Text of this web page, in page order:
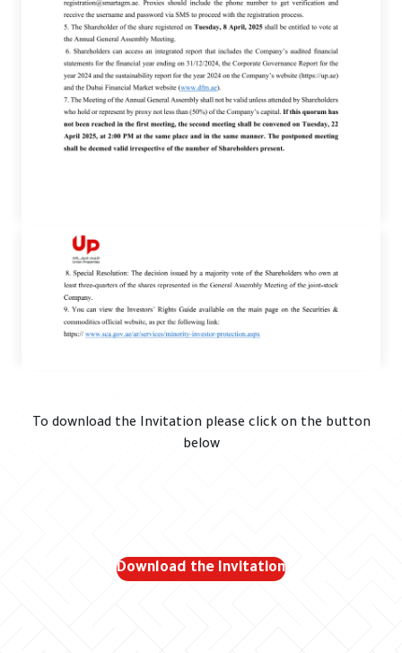
To download the Invitation please click on the button
below
Download the Invitation